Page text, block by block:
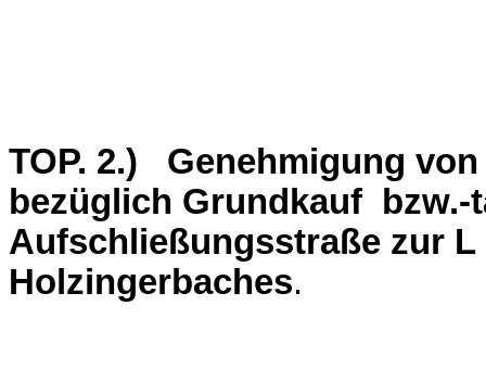
TOP. 2.) Genehmigung
bezüglich Grundkauf bzw.-
Aufschließungsstraße zur L
Holzingerbaches.